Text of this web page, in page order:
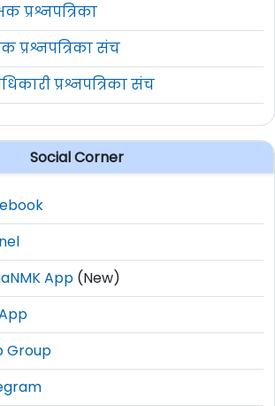
प्रश्नपत्रिका
प्रश्नपत्रिका संच
प्रश्नपत्रिका संच
Social Corner
App (New)
Group